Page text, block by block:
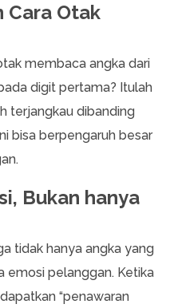
Cara Otak
membaca angka dari
digit pertama? Itulah
terjangkau dibanding
bisa berpengaruh besar
Bukan hanya
tidak hanya angka yang
emosi pelanggan. Ketika
“penawaran